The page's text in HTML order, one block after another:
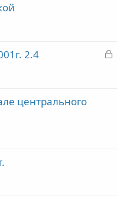
З
2.4
центрального